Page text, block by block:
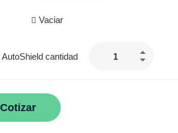
Vaciar
AutoShield cantidad
Cotizar